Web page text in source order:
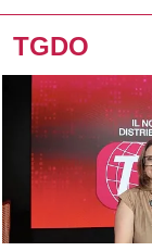
TGDO